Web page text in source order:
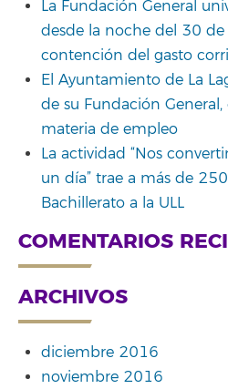
La Fundación General
desde la noche del 30
contención del gasto
El Ayuntamiento de La
de su Fundación
materia de empleo
La actividad “Nos
un día” trae a más de
Bachillerato a la ULL
COMENTARIOS
ARCHIVOS
diciembre 2016
noviembre 2016